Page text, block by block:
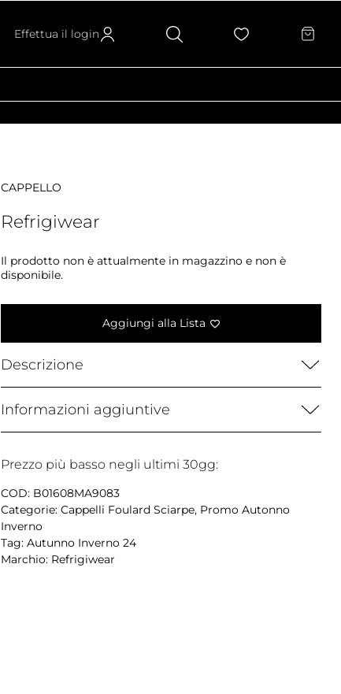
Effettua il login
CAPPELLO
Refrigiwear
Il prodotto non è attualmente in magazzino e non è
disponibile.
Aggiungi alla Lista
Descrizione
Informazioni aggiuntive
Prezzo più basso negli ultimi 30gg:
COD: B01608MA9083
Categorie:Cappelli Foulard Sciarpe, Promo Autonno
Inverno
Tag:Autunno Inverno 24
Marchio: Refrigiwear